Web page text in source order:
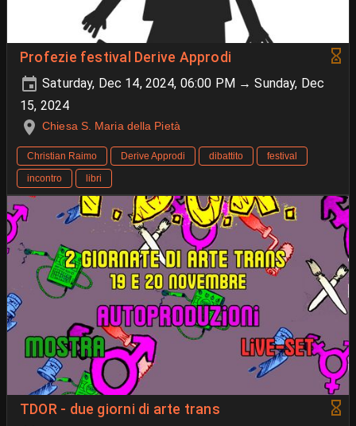
Profezie festival Derive Approdi
Saturday, Dec 14, 2024, 06:00 PM → Sunday, Dec
15, 2024
Chiesa S. Maria della Pietà
Christian Raimo Derive Approdi dibattito
festival
incontro
libri
TDOR - due giorni di arte trans